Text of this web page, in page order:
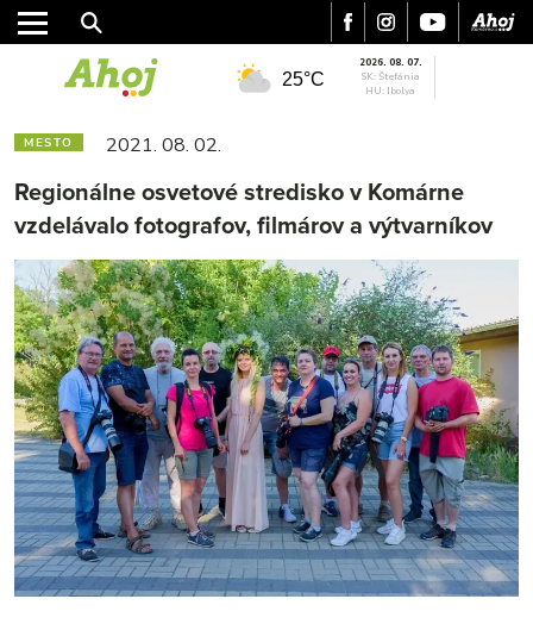
25°C
2026. 08. 07.
SK: Štefánia
HU: Ibolya
MESTO 2021. 08. 02.
Regionálne osvetové stredisko v Komárne
vzdelávalo fotografov, filmárov a výtvarníkov